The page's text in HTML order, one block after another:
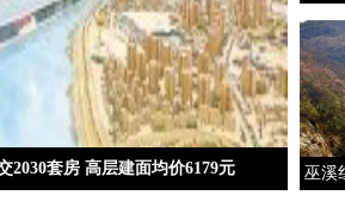
2030套房 高层建面均价6179元 巫溪